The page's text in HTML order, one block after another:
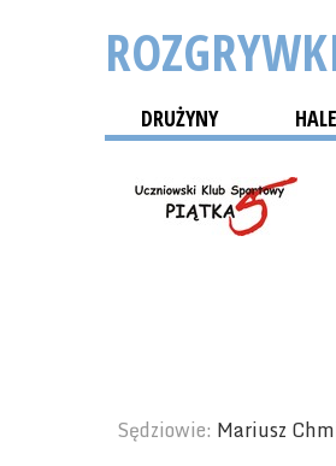
DRUŻYNY HALE
Sędziowie: Mariusz